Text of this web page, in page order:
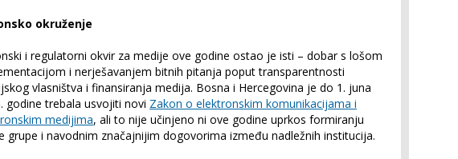
okruženje
i regulatorni okvir za medije ove godine ostao je isti – dobar s lošom
i nerješavanjem bitnih pitanja poput transparentnosti
vlasništva i finansiranja medija. Bosna i Hercegovina je do 1. juna
godine trebala usvojiti novi Zakon o elektronskim komunikacijama i
medijima, ali to nije učinjeno ni ove godine uprkos formiranju
grupe i navodnim značajnijim dogovorima između nadležnih institucija.